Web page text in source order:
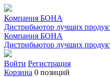
Компания БОНА
Дистрибьютор лучших
Компания БОНА
Дистрибьютор лучших
Войти Регистрация
Корзина 0 позиций